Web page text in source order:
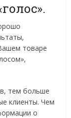
товаре
тем больше
клиенты. Чем
о